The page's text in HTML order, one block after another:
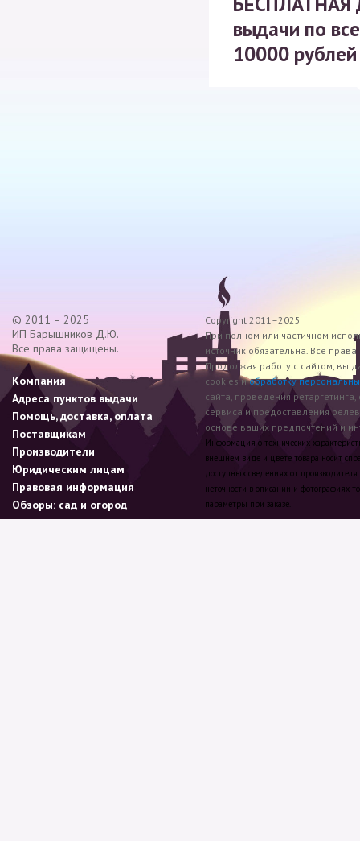
выдачи по
10000 рублей
© 2011 – 2025
ИП Барышников Д.Ю.
Все права защищены.
Компания
Адреса пунктов выдачи
Помощь, доставка, оплата
Поставщикам
Производители
Юридическим лицам
Правовая информация
Обзоры: сад и огород
Copyright 2011–2025
При полном или частичном
источник обязательна. Все
Продолжая работу с сайтом, вы
cookies иобработку
сайта, проведения
сервиса и предоставления
основе ваших предпочтений и
Информация о технических
внешнем виде и цвете товара носит
доступных сведениях от
неточности в описании и фотографиях
параметры при заказе.